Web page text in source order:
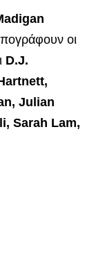
οι
D.J.
Julian
Sarah Lam,